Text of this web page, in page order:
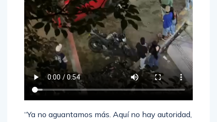
“Ya no aguantamos más. Aquí no hay autoridad,